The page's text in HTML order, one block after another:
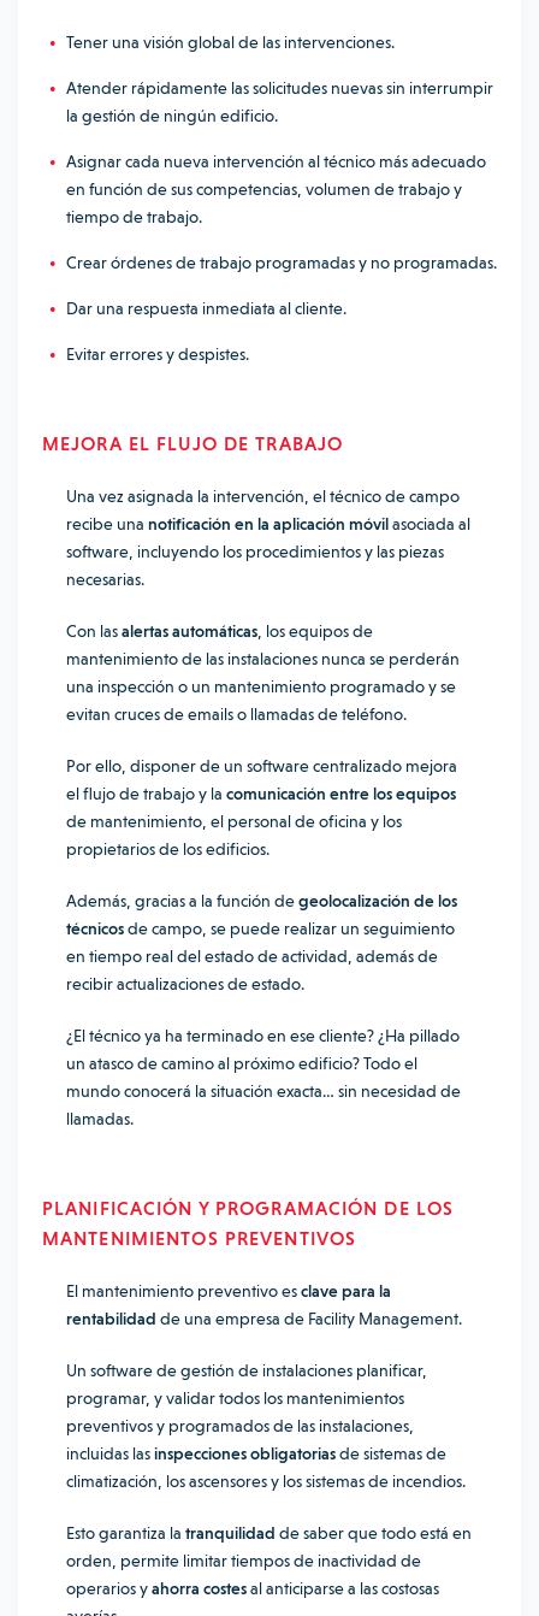
Tener una visión global de las intervenciones.
Atender rápidamente las solicitudes nuevas sin interrumpir
la gestión de ningún edificio.
Asignar cada nueva intervención al técnico más adecuado
en función de sus competencias, volumen de trabajo y
tiempo de trabajo.
Crear órdenes de trabajo programadas y no programadas.
Dar una respuesta inmediata al cliente.
Evitar errores y despistes.
MEJORA EL FLUJO DE TRABAJO
Una vez asignada la intervención, el técnico de campo
recibe una notificación en la aplicación móvilasociada al
software, incluyendo los procedimientos y las piezas
necesarias.
Con lasalertas automáticas , los equipos de
mantenimiento de las instalaciones nunca se perderán
una inspección o un mantenimiento programado y se
evitan cruces de emails o llamadas de teléfono.
Por ello, disponer de un software centralizado mejora
el flujo de trabajo y la comunicación entre los equipos
de mantenimiento, el personal de oficina y los
propietarios de los edificios.
Además, gracias a la función degeolocalización de los
técnicosde campo, se puede realizar un seguimiento
en tiempo real del estado de actividad, además de
recibir actualizaciones de estado.
¿El técnico ya ha terminado en ese cliente? ¿Ha pillado
un atasco de camino al próximo edificio? Todo el
mundo conocerá la situación exacta… sin necesidad de
llamadas.
PLANIFICACIÓN Y PROGRAMACIÓN DE LOS
MANTENIMIENTOS PREVENTIVOS
El mantenimiento preventivo esclave para la
rentabilidad de una empresa de Facility Management.
Un software de gestión de instalaciones planificar,
programar, y validar todos los mantenimientos
preventivos y programados de las instalaciones,
incluidas lasinspecciones obligatoriasde sistemas de
climatización, los ascensores y los sistemas de incendios.
Esto garantiza la tranquilidad de saber que todo está en
orden, permite limitar tiempos de inactividad de
operarios yahorra costesal anticiparse a las costosas